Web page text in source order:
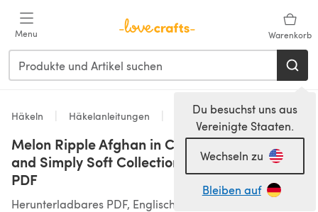
Menu Warenkorb
Du besuchst uns aus
Vereinigte Staaten.
Wechseln zu
Bleiben auf
Häkeln Häkelanleitungen Decken
Melon Ripple Afghan in Caron Simply Soft
and Simply Soft Collection - Downloadable
PDF
Herunterladbares PDF, Englisch